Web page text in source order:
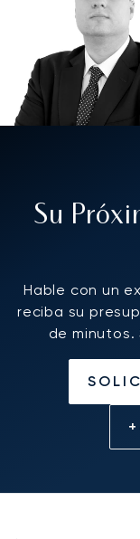
Su
Hable con un
reciba su
de minutos.